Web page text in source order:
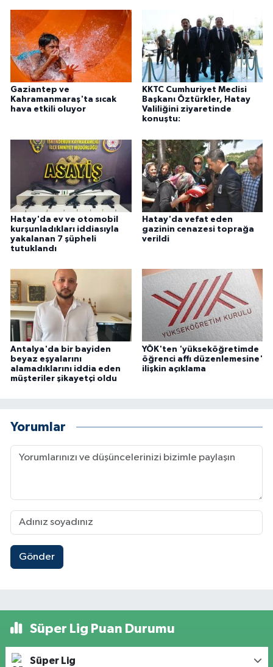
Gaziantep ve
Kahramanmaraş'ta sıcak
hava etkili oluyor
KKTC Cumhuriyet Meclisi
Başkanı Öztürkler, Hatay
Valiliğini ziyaretinde
konuştu:
Hatay'da ev ve otomobil
kurşunladıkları iddiasıyla
yakalanan 7 şüpheli
tutuklandı
Hatay'da vefat eden
gazinin cenazesi toprağa
verildi
Antalya'da bir bayiden
beyaz eşyalarını
alamadıklarını iddia eden
müşteriler şikayetçi oldu
YÖK'ten 'yükseköğretimde
öğrenci affı düzenlemesine'
ilişkin açıklama
Yorumlar
Gönder
Süper Lig Puan Durumu
Süper Lig